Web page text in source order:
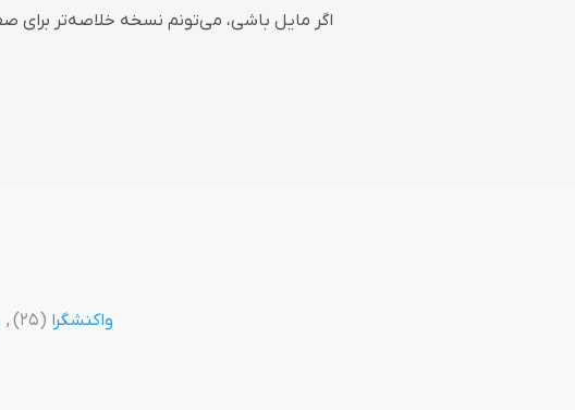
اگر مایل باشی، می‌تونم نسخه خلاصه‌تر برای
واکنشگرا (25)
,